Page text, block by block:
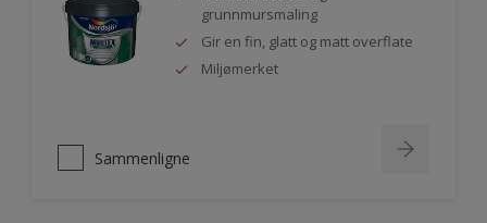
grunnmursmaling
Gir en fin, glatt og matt overflate
Miljømerket
Sammenligne